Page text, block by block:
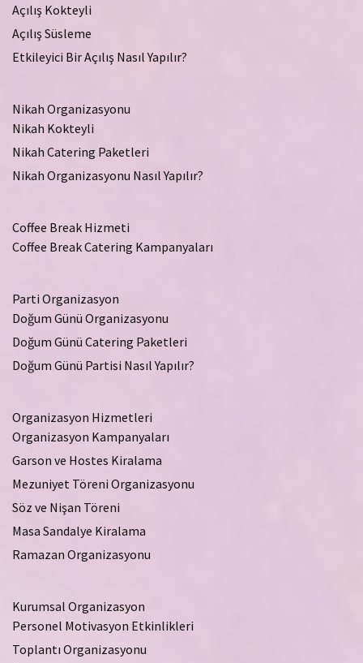
Açılış Kokteyli
Açılış Süsleme
Etkileyici Bir Açılış Nasıl Yapılır?
Nikah Organizasyonu
Nikah Kokteyli
Nikah Catering Paketleri
Nikah Organizasyonu Nasıl Yapılır?
Coffee Break Hizmeti
Coffee Break Catering Kampanyaları
Parti Organizasyon
Doğum Günü Organizasyonu
Doğum Günü Catering Paketleri
Doğum Günü Partisi Nasıl Yapılır?
Organizasyon Hizmetleri
Organizasyon Kampanyaları
Garson ve Hostes Kiralama
Mezuniyet Töreni Organizasyonu
Söz ve Nişan Töreni
Masa Sandalye Kiralama
Ramazan Organizasyonu
Kurumsal Organizasyon
Personel Motivasyon Etkinlikleri
Toplantı Organizasyonu